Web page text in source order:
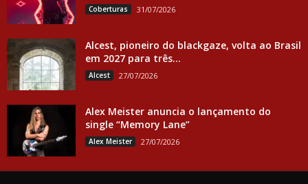
Coberturas 31/07/2026
Alcest, pioneiro do blackgaze, volta ao Brasil
em 2027 para três...
Alcest 27/07/2026
Alex Meister anuncia o lançamento do
single “Memory Lane”
Alex Meister 27/07/2026